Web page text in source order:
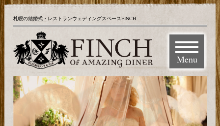
札幌の結婚式・レストランウェディングスペースFINCH
Menu